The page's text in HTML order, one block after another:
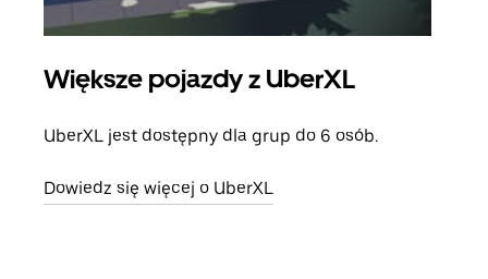
Większe pojazdy z UberXL
UberXL jest dostępny dla grup do 6 osób.
Dowiedz się więcej o UberXL